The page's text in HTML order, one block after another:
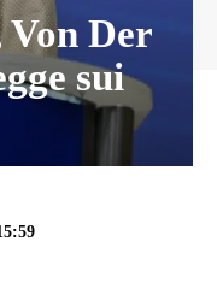
Der
sui